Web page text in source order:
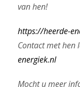
van hen!
https://heerde-
Contact met hen
energiek.nl
Mocht u meer